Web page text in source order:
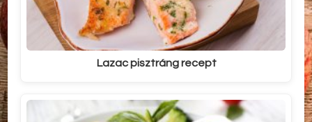
Lazac pisztráng recept